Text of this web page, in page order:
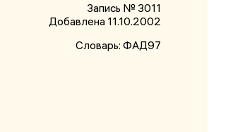
Запись № 3011
Добавлена 11.10.2002
Словарь: ФАД97